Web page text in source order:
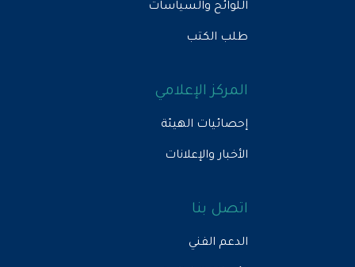
اللوائح والسياسات
طلب الكتب
المركز الإعلامي
إحصائيات الهيئة
الأخبار والإعلانات
اتصل بنا
الدعم الفني